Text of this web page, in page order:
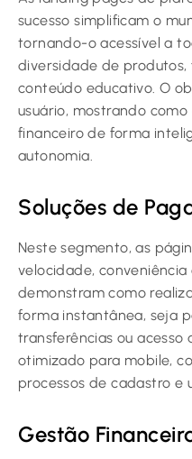
sucesso simplificam o
tornando-o acessível a
diversidade de
conteúdo educativo. O
usuário, mostrando
financeiro de forma
autonomia.
Soluções de
Neste segmento, as
velocidade, conveniência
demonstram como
forma instantânea, seja
transferências ou acesso
otimizado para mobile,
processos de cadastro e
Gestão